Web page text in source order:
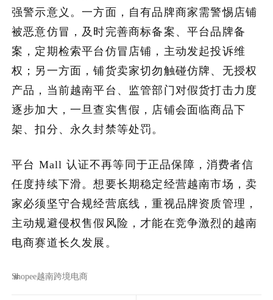
强警示意义。一方面，自有品牌商家需警惕店铺
被恶意仿冒，及时完善商标备案、平台品牌备
案，定期检索平台仿冒店铺，主动发起投诉维
权；另一方面，铺货卖家切勿触碰仿牌、无授权
产品，当前越南平台、监管部门对假货打击力度
逐步加大，一旦查实售假，店铺会面临商品下
架、扣分、永久封禁等处罚。
平台 Mall 认证不再等同于正品保障，消费者信
任度持续下滑。想要长期稳定经营越南市场，卖
家必须坚守合规经营底线，重视品牌资质管理，
主动规避侵权售假风险，才能在竞争激烈的越南
电商赛道长久发展。
Shopee越南跨境电商